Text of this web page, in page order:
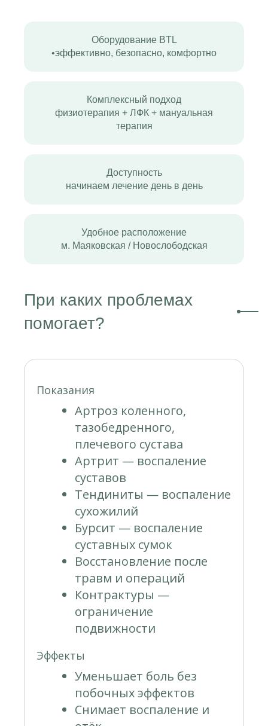
Оборудование BTL
•эффективно, безопасно, комфортно
Комплексный подход
физиотерапия + ЛФК + мануальная
терапия
Доступность
начинаем лечение день в день
Удобное расположение
м. Маяковская / Новослободская
При каких проблемах
помогает?
Показания
Артроз коленного,
тазобедренного,
плечевого сустава
Артрит — воспаление
суставов
Тендиниты — воспаление
сухожилий
Бурсит — воспаление
суставных сумок
Восстановление после
травм и операций
Контрактуры —
ограничение
подвижности
Эффекты
Уменьшает боль без
побочных эффектов
Снимает воспаление и